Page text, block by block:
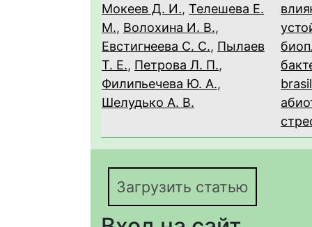
Мокеев Д. И., Телешева Е.
М., Волохина И. В.,
Евстигнеева С. С., Пылаев
Т. Е., Петрова Л. П.,
Филипьечева Ю. А.,
Шелудько А. В.
Загрузить статью